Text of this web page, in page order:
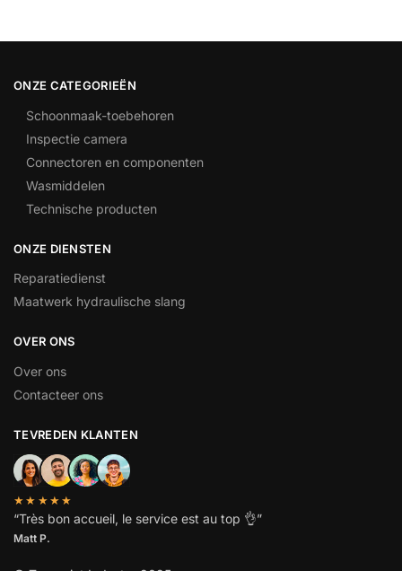
ONZE CATEGORIEËN
Schoonmaak-toebehoren
Inspectie camera
Connectoren en componenten
Wasmiddelen
Technische producten
ONZE DIENSTEN
Reparatiedienst
Maatwerk hydraulische slang
OVER ONS
Over ons
Contacteer ons
TEVREDEN KLANTEN
★★★★★
“Très bon accueil, le service est au top 👌”
Matt P.